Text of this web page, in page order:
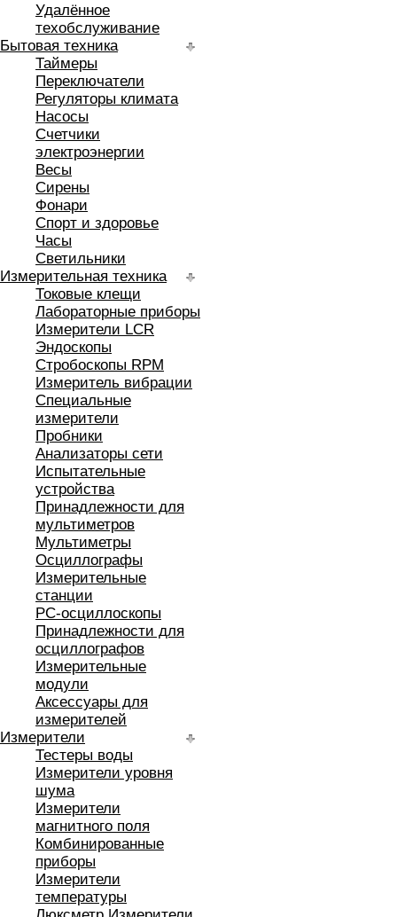
Удалённое
техобслуживание
Бытовая техника
Таймеры
Переключатели
Регуляторы климата
Насосы
Счетчики
электроэнергии
Весы
Сирены
Фонари
Спорт и здоровье
Часы
Светильники
Измерительная техника
Токовые клещи
Лабораторные приборы
Измерители LCR
Эндоскопы
Стробоскопы RPM
Измеритель вибрации
Специальные
измерители
Пробники
Анализаторы сети
Испытательные
устройства
Принадлежности для
мультиметров
Мультиметры
Осциллографы
Измерительные
станции
РС-осциллоскопы
Принадлежности для
осциллографов
Измерительные
модули
Аксессуары для
измерителей
Измерители
Тестеры воды
Измерители уровня
шума
Измерители
магнитного поля
Комбинированные
приборы
Измерители
температуры